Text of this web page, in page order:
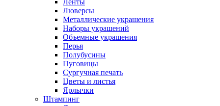
Ленты
Люверсы
Металлические украшения
Наборы украшений
Объемные украшения
Перья
Полубусины
Пуговицы
Сургучная печать
Цветы и листья
Ярлычки
Штампинг